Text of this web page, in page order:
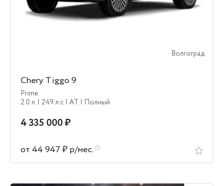
Волгоград
Chery Tiggo 9
Prime
2.0 л. | 249 л.c | AT | Полный
4 335 000 ₽
от 44 947 ₽ р/мес.